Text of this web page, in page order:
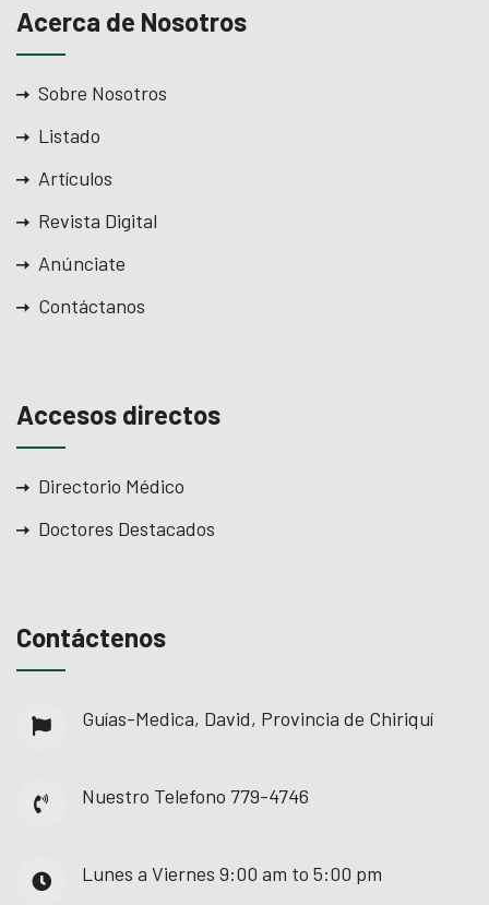
Acerca de Nosotros
Sobre Nosotros
Listado
Artículos
Revista Digital
Anúnciate
Contáctanos
Accesos directos
Directorio Médico
Doctores Destacados
Contáctenos
Guías-Medica, David, Provincia de Chiriquí
Nuestro Telefono 779-4746
Lunes a Viernes 9:00 am to 5:00 pm